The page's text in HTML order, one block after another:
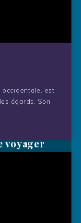
voyager
occidentale, est
égards. Son